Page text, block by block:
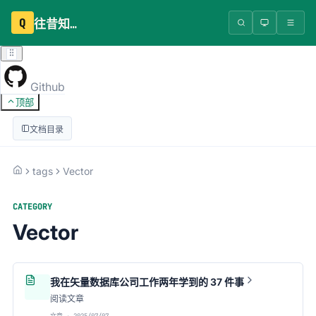
Q 往昔知识库
Github
顶部
文档目录
tags Vector
CATEGORY
Vector
我在矢量数据库公司工作两年学到的 37 件事
阅读文章